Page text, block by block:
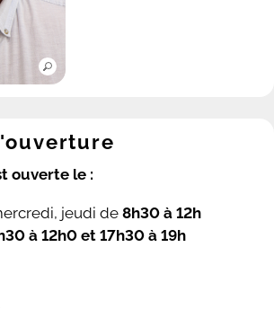
ouverte le :
jeudi de 8h30 à 12h
à 12h0 et 17h30 à 19h